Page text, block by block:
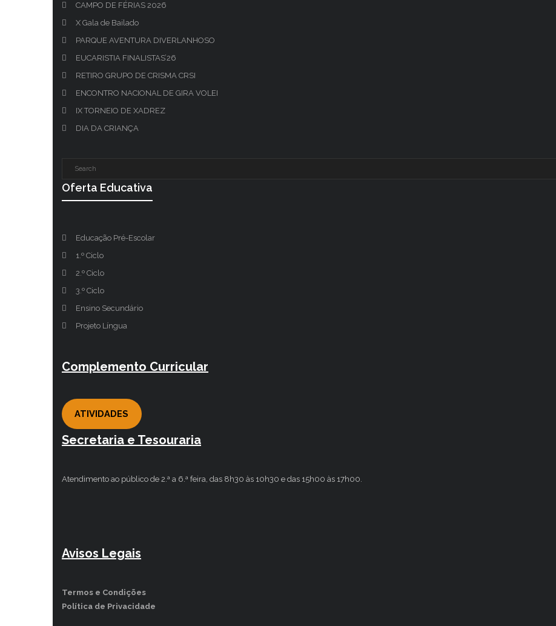
CAMPO DE FÉRIAS 2026
X Gala de Bailado
PARQUE AVENTURA DIVERLANHOSO
EUCARISTIA FINALISTAS’26
RETIRO GRUPO DE CRISMA CRSI
ENCONTRO NACIONAL DE GIRA VOLEI
IX TORNEIO DE XADREZ
DIA DA CRIANÇA
Oferta Educativa
Educação Pré-Escolar
1.º Ciclo
2.º Ciclo
3.º Ciclo
Ensino Secundário
Projeto Língua
Complemento Curricular
ATIVIDADES
Secretaria e Tesouraria
Atendimento ao público de 2.ª a 6.ª feira, das 8h30 às 10h30 e das 15h00 às 17h00.
Avisos Legais
Termos e Condições
Política de Privacidade